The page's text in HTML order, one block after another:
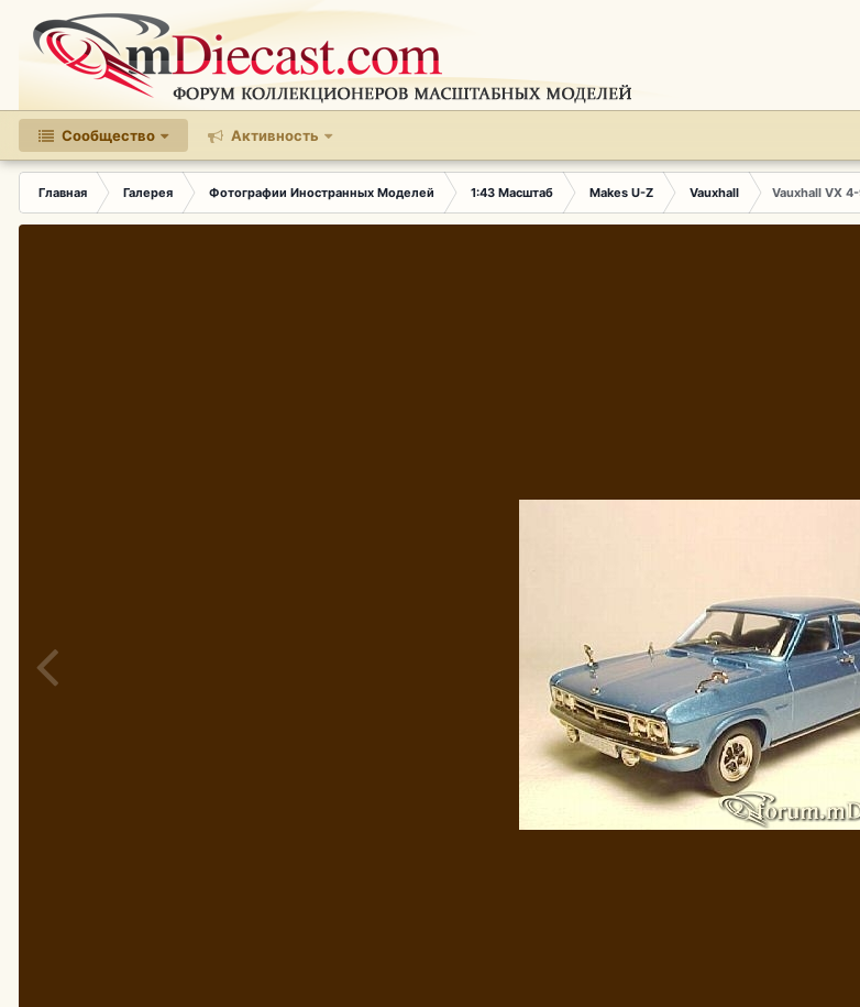
Сообщество Активность
Главная Галерея Фотографии Иностранных Моделей 1:43 Масштаб Makes U-Z Vauxhall Vauxhall VX